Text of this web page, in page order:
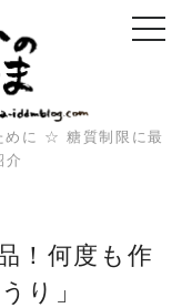
めに ☆ 糖質制限に最
介
！何度も作
り」